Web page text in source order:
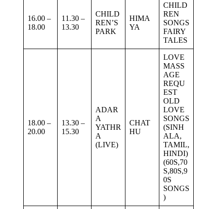
16.00 –
18.00
11.30 –
13.30
CHILD
REN’S
PARK
HIMA
YA
CHILD
REN
SONGS
FAIRY
TALES
18.00 –
20.00
13.30 –
15.30
ADAR
A
YATHR
A
(LIVE)
CHAT
HU
LOVE
MASS
AGE
REQU
EST
OLD
LOVE
SONGS
(SINH
ALA,
TAMIL,
HINDI)
(60S,70
S,80S,9
0S
SONGS
)